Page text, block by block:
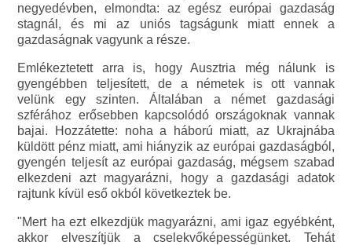
negyedévben, elmondta: az egész európai gazdaság
stagnál, és mi az uniós tagságunk miatt ennek a
gazdaságnak vagyunk a része.
Emlékeztetett arra is, hogy Ausztria még nálunk is
gyengébben teljesített, de a németek is ott vannak
velünk egy szinten. Általában a német gazdasági
szférához erősebben kapcsolódó országoknak vannak
bajai. Hozzátette: noha a háború miatt, az Ukrajnába
küldött pénz miatt, ami hiányzik az európai gazdaságból,
gyengén teljesít az európai gazdaság, mégsem szabad
elkezdeni azt magyarázni, hogy a gazdasági adatok
rajtunk kívül eső okból következtek be.
"Mert ha ezt elkezdjük magyarázni, ami igaz egyébként,
akkor elveszítjük a cselekvőképességünket. Tehát